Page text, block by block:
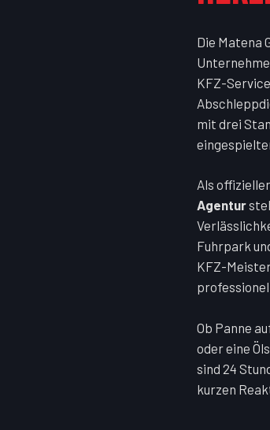
Die Matena
KFZ-
mit drei
Als offizieller
Agentur
Fuhrpark
KFZ-
Ob Panne
oder eine
sind 24
kurzen